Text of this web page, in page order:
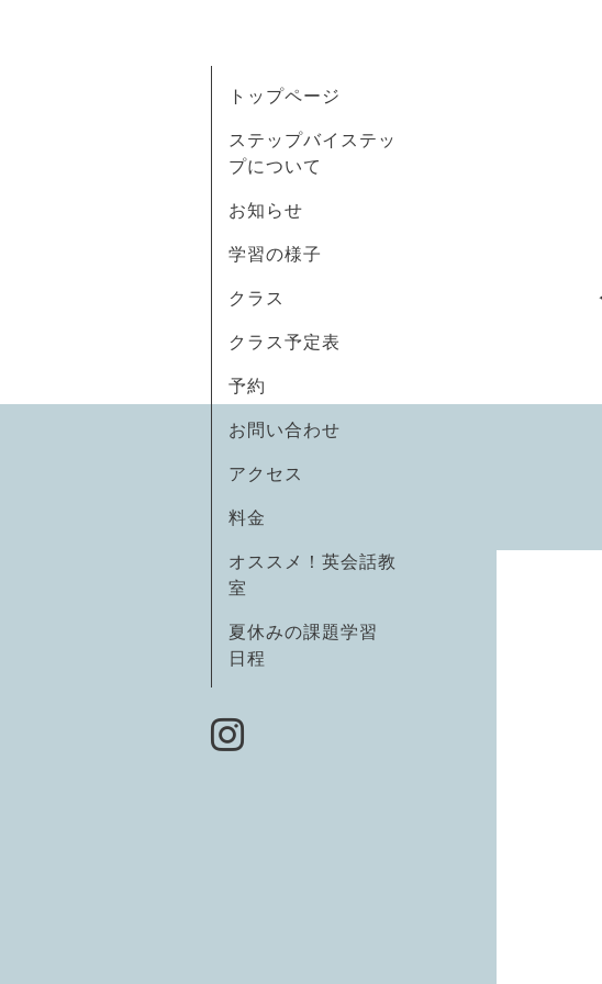
トップページ
ステップバイステッ
プについて
お知らせ
学習の様子
クラス
クラス予定表
予約
お問い合わせ
アクセス
料金
オススメ！英会話教
室
夏休みの課題学習
日程